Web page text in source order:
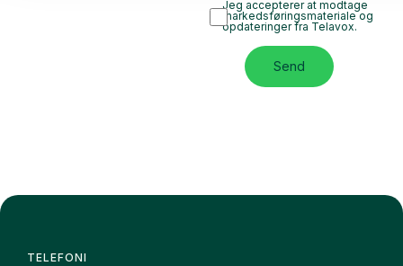
Jeg accepterer at modtage
markedsføringsmateriale og
opdateringer fra Telavox.
Send
TELEFONI